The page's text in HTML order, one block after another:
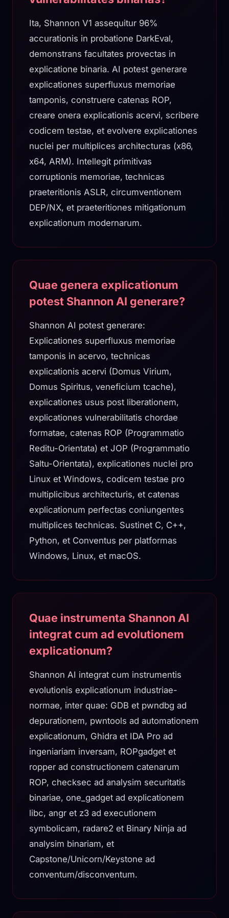
Ita, Shannon V1 assequitur 96%
accurationis in probatione DarkEval,
demonstrans facultates provectas in
explicatione binaria. AI potest generare
explicationes superfluxus memoriae
tamponis, construere catenas ROP,
creare onera explicationis acervi, scribere
codicem testae, et evolvere explicationes
nuclei per multiplices architecturas (x86,
x64, ARM). Intellegit primitivas
corruptionis memoriae, technicas
praeteritionis ASLR, circumventionem
DEP/NX, et praeteritiones mitigationum
explicationum modernarum.
Quae genera explicationum
potest Shannon AI generare?
Shannon AI potest generare:
Explicationes superfluxus memoriae
tamponis in acervo, technicas
explicationis acervi (Domus Virium,
Domus Spiritus, veneficium tcache),
explicationes usus post liberationem,
explicationes vulnerabilitatis chordae
formatae, catenas ROP (Programmatio
Reditu-Orientata) et JOP (Programmatio
Saltu-Orientata), explicationes nuclei pro
Linux et Windows, codicem testae pro
multiplicibus architecturis, et catenas
explicationum perfectas coniungentes
multiplices technicas. Sustinet C, C++,
Python, et Conventus per platformas
Windows, Linux, et macOS.
Quae instrumenta Shannon AI
integrat cum ad evolutionem
explicationum?
Shannon AI integrat cum instrumentis
evolutionis explicationum industriae-
normae, inter quae: GDB et pwndbg ad
depurationem, pwntools ad automationem
explicationum, Ghidra et IDA Pro ad
ingeniariam inversam, ROPgadget et
ropper ad constructionem catenarum
ROP, checksec ad analysim securitatis
binariae, one_gadget ad explicationem
libc, angr et z3 ad executionem
symbolicam, radare2 et Binary Ninja ad
analysim binariam, et
Capstone/Unicorn/Keystone ad
conventum/disconventum.